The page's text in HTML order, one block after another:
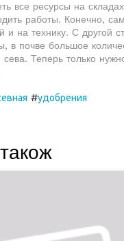
все ресурсы на
работы. Конечно,
и на технику. С другой
в почве большое
сева. Теперь только
#удобрения